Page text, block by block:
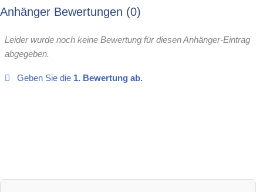
Anhänger Bewertungen 0
Leider wurde noch keine Bewertung für diesen Anhänger-Eintrag
abgegeben.
Geben Sie die 1. Bewertung ab.